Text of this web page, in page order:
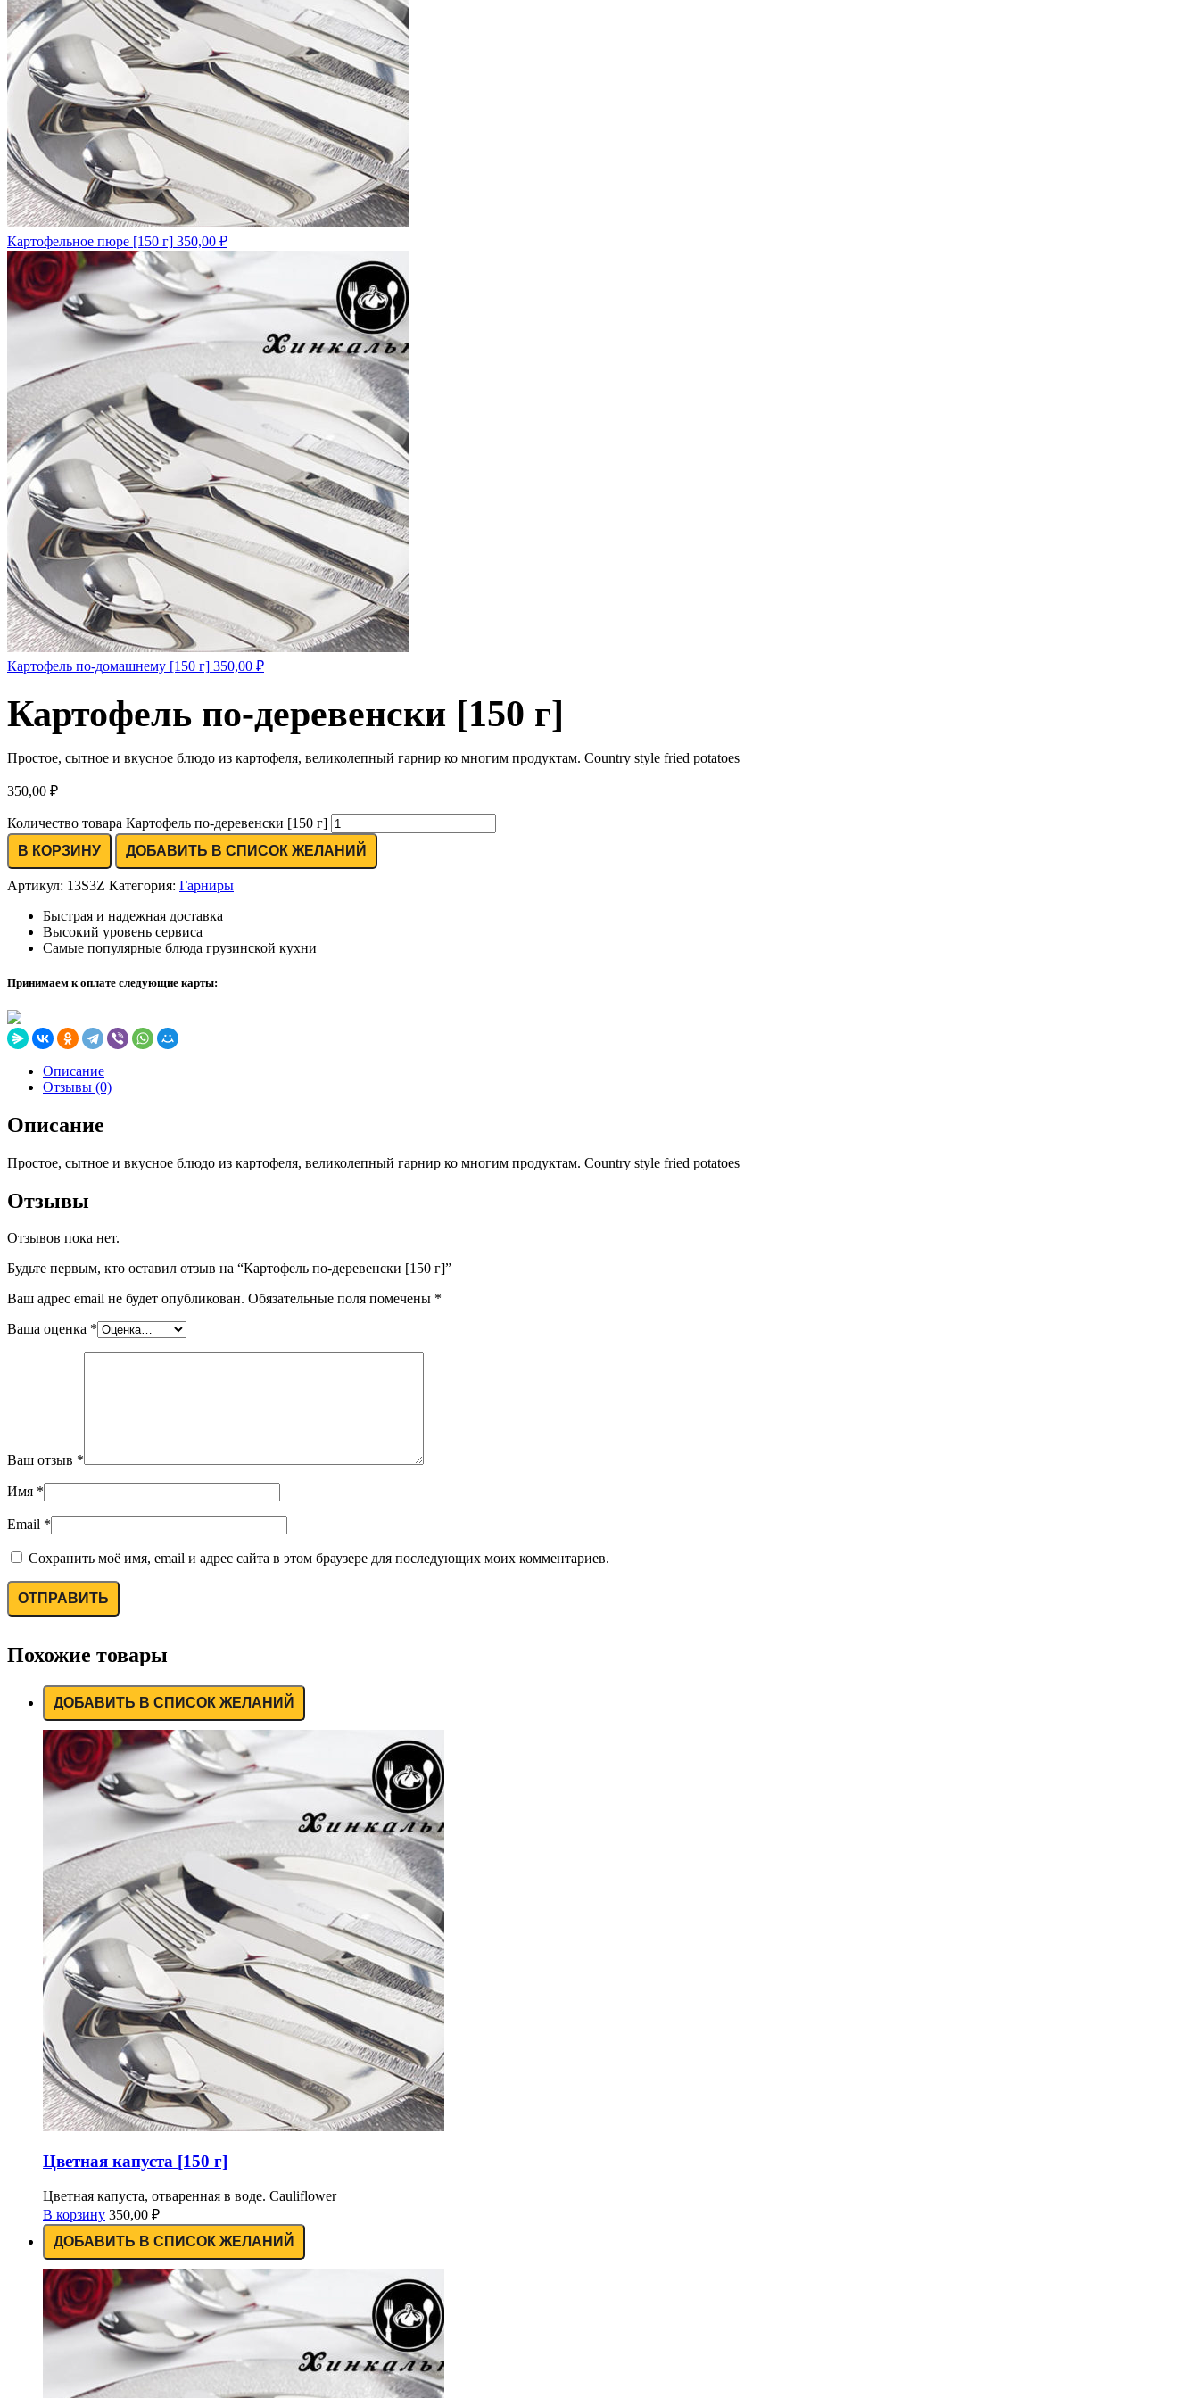
Картофельное пюре [150 г] 350,00 ₽
Картофель по-домашнему [150 г] 350,00 ₽
Картофель по-деревенски [150 г]
Простое, сытное и вкусное блюдо из картофеля, великолепный гарнир ко многим продуктам. Country style fried potatoes
350,00 ₽
Количество товара Картофель по-деревенски [150 г]
В КОРЗИНУ
ДОБАВИТЬ В СПИСОК ЖЕЛАНИЙ
Артикул: 13S3Z Категория: Гарниры
Быстрая и надежная доставка
Высокий уровень сервиса
Самые популярные блюда грузинской кухни
Принимаем к оплате следующие карты:
Описание
Отзывы (0)
Описание
Простое, сытное и вкусное блюдо из картофеля, великолепный гарнир ко многим продуктам. Country style fried potatoes
Отзывы
Отзывов пока нет.
Будьте первым, кто оставил отзыв на “Картофель по-деревенски [150 г]”
Ваш адрес email не будет опубликован. Обязательные поля помечены *
Ваша оценка *
Ваш отзыв *
Имя *
Email *
Сохранить моё имя, email и адрес сайта в этом браузере для последующих моих комментариев.
Похожие товары
ДОБАВИТЬ В СПИСОК ЖЕЛАНИЙ
Цветная капуста [150 г]
Цветная капуста, отваренная в воде. Cauliflower
В корзину 350,00 ₽
ДОБАВИТЬ В СПИСОК ЖЕЛАНИЙ